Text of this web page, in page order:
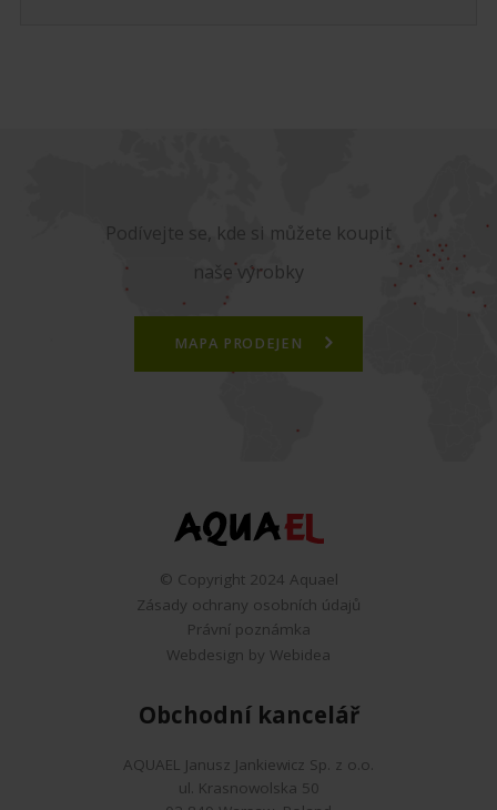
Podívejte se, kde si můžete koupit
naše výrobky
MAPA PRODEJEN
© Copyright 2024 Aquael
Zásady ochrany osobních údajů
Právní poznámka
Webdesign by Webidea
Obchodní kancelář
AQUAEL Janusz Jankiewicz Sp. z o.o.
ul. Krasnowolska 50